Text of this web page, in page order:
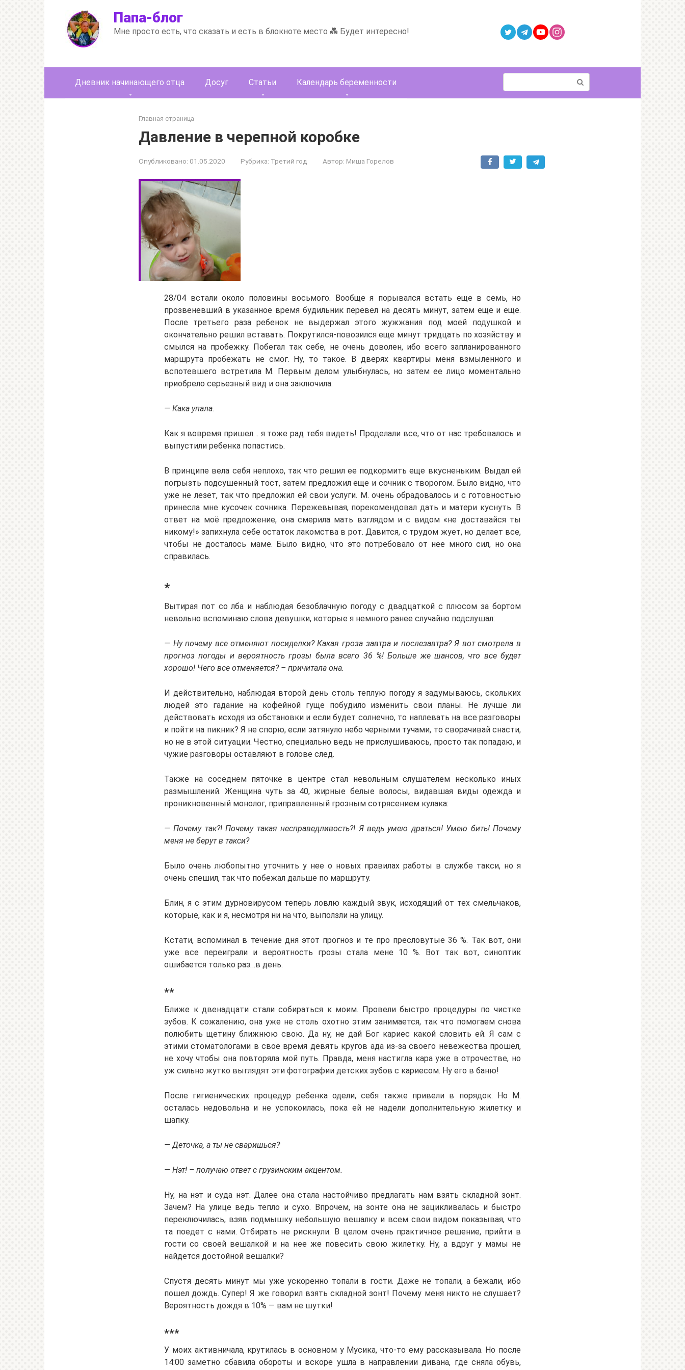
Папа-блог
Мне просто есть, что сказать и есть в блокноте место 💑 Будет интересно!
Дневник начинающего отца Досуг Статьи Календарь беременности
Главная страница
Давление в черепной коробке
Опубликовано: 01.05.2020 Рубрика: Третий год Автор: Миша Горелов
28/04 встали около половины восьмого. Вообще я порывался встать еще в семь, но
прозвеневший в указанное время будильник перевел на десять минут, затем еще и еще.
После третьего раза ребенок не выдержал этого жужжания под моей подушкой и
окончательно решил вставать. Покрутился-повозился еще минут тридцать по хозяйству и
смылся на пробежку. Побегал так себе, не очень доволен, ибо всего запланированного
маршрута пробежать не смог. Ну, то такое. В дверях квартиры меня взмыленного и
вспотевшего встретила М. Первым делом улыбнулась, но затем ее лицо моментально
приобрело серьезный вид и она заключила:
— Кака упала.
Как я вовремя пришел… я тоже рад тебя видеть! Проделали все, что от нас требовалось и
выпустили ребенка попастись.
В принципе вела себя неплохо, так что решил ее подкормить еще вкусненьким. Выдал ей
погрызть подсушенный тост, затем предложил еще и сочник с творогом. Было видно, что
уже не лезет, так что предложил ей свои услуги. М. очень обрадовалось и с готовностью
принесла мне кусочек сочника. Пережевывая, порекомендовал дать и матери куснуть. В
ответ на моё предложение, она смерила мать взглядом и с видом «не доставайся ты
никому!» запихнула себе остаток лакомства в рот. Давится, с трудом жует, но делает все,
чтобы не досталось маме. Было видно, что это потребовало от нее много сил, но она
справилась.
*
Вытирая пот со лба и наблюдая безоблачную погоду с двадцаткой с плюсом за бортом
невольно вспоминаю слова девушки, которые я немного ранее случайно подслушал:
— Ну почему все отменяют посиделки? Какая гроза завтра и послезавтра? Я вот смотрела в
прогноз погоды и вероятность грозы была всего 36 %! Больше же шансов, что все будет
хорошо! Чего все отменяется? – причитала она.
И действительно, наблюдая второй день столь теплую погоду я задумываюсь, скольких
людей это гадание на кофейной гуще побудило изменить свои планы. Не лучше ли
действовать исходя из обстановки и если будет солнечно, то наплевать на все разговоры
и пойти на пикник? Я не спорю, если затянуло небо черными тучами, то сворачивай снасти,
но не в этой ситуации. Честно, специально ведь не прислушиваюсь, просто так попадаю, и
чужие разговоры оставляют в голове след.
Также на соседнем пяточке в центре стал невольным слушателем несколько иных
размышлений. Женщина чуть за 40, жирные белые волосы, видавшая виды одежда и
проникновенный монолог, приправленный грозным сотрясением кулака:
— Почему так?! Почему такая несправедливость?! Я ведь умею драться! Умею бить! Почему
меня не берут в такси?
Было очень любопытно уточнить у нее о новых правилах работы в службе такси, но я
очень спешил, так что побежал дальше по маршруту.
Блин, я с этим дурновирусом теперь ловлю каждый звук, исходящий от тех смельчаков,
которые, как и я, несмотря ни на что, выползли на улицу.
Кстати, вспоминал в течение дня этот прогноз и те про пресловутые 36 %. Так вот, они
уже все переиграли и вероятность грозы стала мене 10 %. Вот так вот, синоптик
ошибается только раз…в день.
**
Ближе к двенадцати стали собираться к моим. Провели быстро процедуры по чистке
зубов. К сожалению, она уже не столь охотно этим занимается, так что помогаем снова
полюбить щетину ближнюю свою. Да ну, не дай Бог кариес какой словить ей. Я сам с
этими стоматологами в свое время девять кругов ада из-за своего невежества прошел,
не хочу чтобы она повторяла мой путь. Правда, меня настигла кара уже в отрочестве, но
уж сильно жутко выглядят эти фотографии детских зубов с кариесом. Ну его в баню!
После гигиенических процедур ребенка одели, себя также привели в порядок. Но М.
осталась недовольна и не успокоилась, пока ей не надели дополнительную жилетку и
шапку.
— Деточка, а ты не сваришься?
— Нэт! – получаю ответ с грузинским акцентом.
Ну, на нэт и суда нэт. Далее она стала настойчиво предлагать нам взять складной зонт.
Зачем? На улице ведь тепло и сухо. Впрочем, на зонте она не зацикливалась и быстро
переключилась, взяв подмышку небольшую вешалку и всем свои видом показывая, что
та поедет с нами. Отбирать не рискнули. В целом очень практичное решение, прийти в
гости со своей вешалкой и на нее же повесить свою жилетку. Ну, а вдруг у мамы не
найдется достойной вешалки?
Спустя десять минут мы уже ускоренно топали в гости. Даже не топали, а бежали, ибо
пошел дождь. Супер! Я же говорил взять складной зонт! Почему меня никто не слушает?
Вероятность дождя в 10% — вам не шутки!
***
У моих активничала, крутилась в основном у Мусика, что-то ему рассказывала. Но после
14:00 заметно сбавила обороты и вскоре ушла в направлении дивана, где сняла обувь,